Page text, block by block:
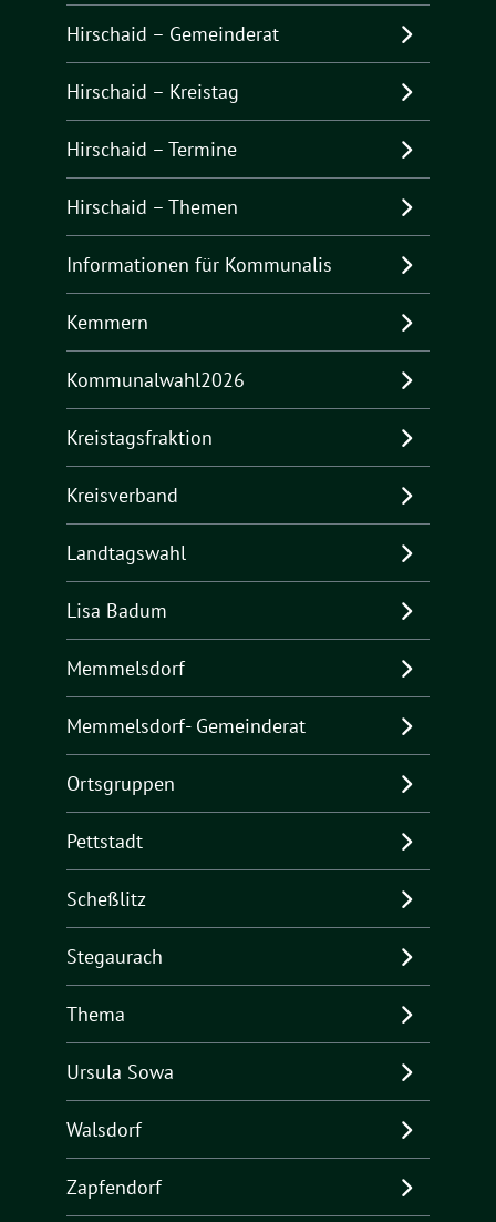
Hirschaid – Gemeinderat
Hirschaid – Kreistag
Hirschaid – Termine
Hirschaid – Themen
Informationen für Kommunalis
Kemmern
Kommunalwahl2026
Kreistagsfraktion
Kreisverband
Landtagswahl
Lisa Badum
Memmelsdorf
Memmelsdorf- Gemeinderat
Ortsgruppen
Pettstadt
Scheßlitz
Stegaurach
Thema
Ursula Sowa
Walsdorf
Zapfendorf